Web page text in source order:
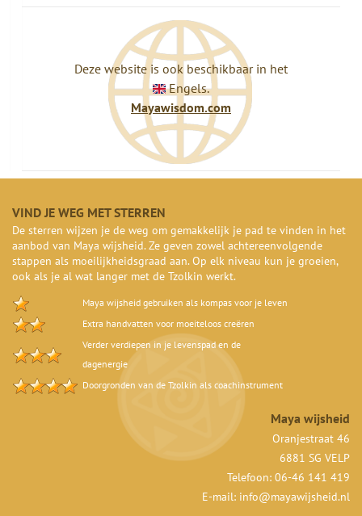
Deze website is ook beschikbaar in het
Engels.
Mayawisdom.com
VIND JE WEG MET STERREN
De sterren wijzen je de weg om gemakkelijk je pad te vinden in het
aanbod van Maya wijsheid. Ze geven zowel achtereenvolgende
stappen als moeilijkheidsgraad aan. Op elk niveau kun je groeien,
ook als je al wat langer met de Tzolkin werkt.
Maya wijsheid gebruiken als kompas voor je leven
Extra handvatten voor moeiteloos creëren
Verder verdiepen in je levenspad en de
dagenergie
Doorgronden van de Tzolkin als coachinstrument
Maya wijsheid
Oranjestraat 46
6881 SG VELP
Telefoon: 06-46 141 419
E-mail: info@mayawijsheid.nl